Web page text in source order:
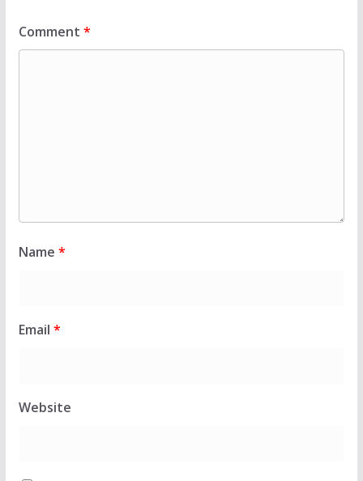
Comment *
Name *
Email *
Website